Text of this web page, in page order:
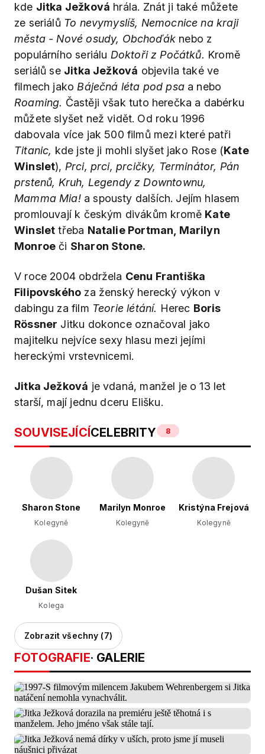
kde Jitka Ježková hrála. Znát ji také můžete
ze seriálů To nevymyslíš, Nemocnice na kraji
města - Nové osudy, Obchoďák nebo z
populárního seriálu Doktoři z Počátků. Kromě
seriálů se Jitka Ježková objevila také ve
filmech jako Báječná léta pod psaa nebo
Roaming. Častěji však tuto herečka a dabérku
můžete slyšet než vidět. Od roku 1996
dabovala více jak 500 filmů mezi které patři
Titanic, kde jste ji mohli slyšet jako Rose (Kate
Winslet), Prci, prci, prcičky, Terminátor, Pán
prstenů, Kruh, Legendy z Downtownu,
Mamma Mia!a spousty dalších. Jejím hlasem
promlouvají k českým divákům kromě Kate
Winslet třeba Natalie Portman, Marilyn
Monroe či Sharon Stone.
V roce 2004 obdržela Cenu Františka
Filipovského za ženský herecký výkon v
dabingu za film Teorie létání. Herec Boris
Rössner Jitku dokonce označoval jako
majitelku nejvíce sexy hlasu mezi jejími
hereckými vrstevnicemi.
Jitka Ježková je vdaná, manžel je o 13 let
starší, mají jednu dceru Elišku.
SOUVISEJÍCÍCELEBRITY 8
Sharon Stone
Kolegyně
Marilyn Monroe
Kolegyně
Kristýna Frejová
Kolegyně
Dušan Sitek
Kolega
Zobrazit všechny (7)
FOTOGRAFIE· GALERIE